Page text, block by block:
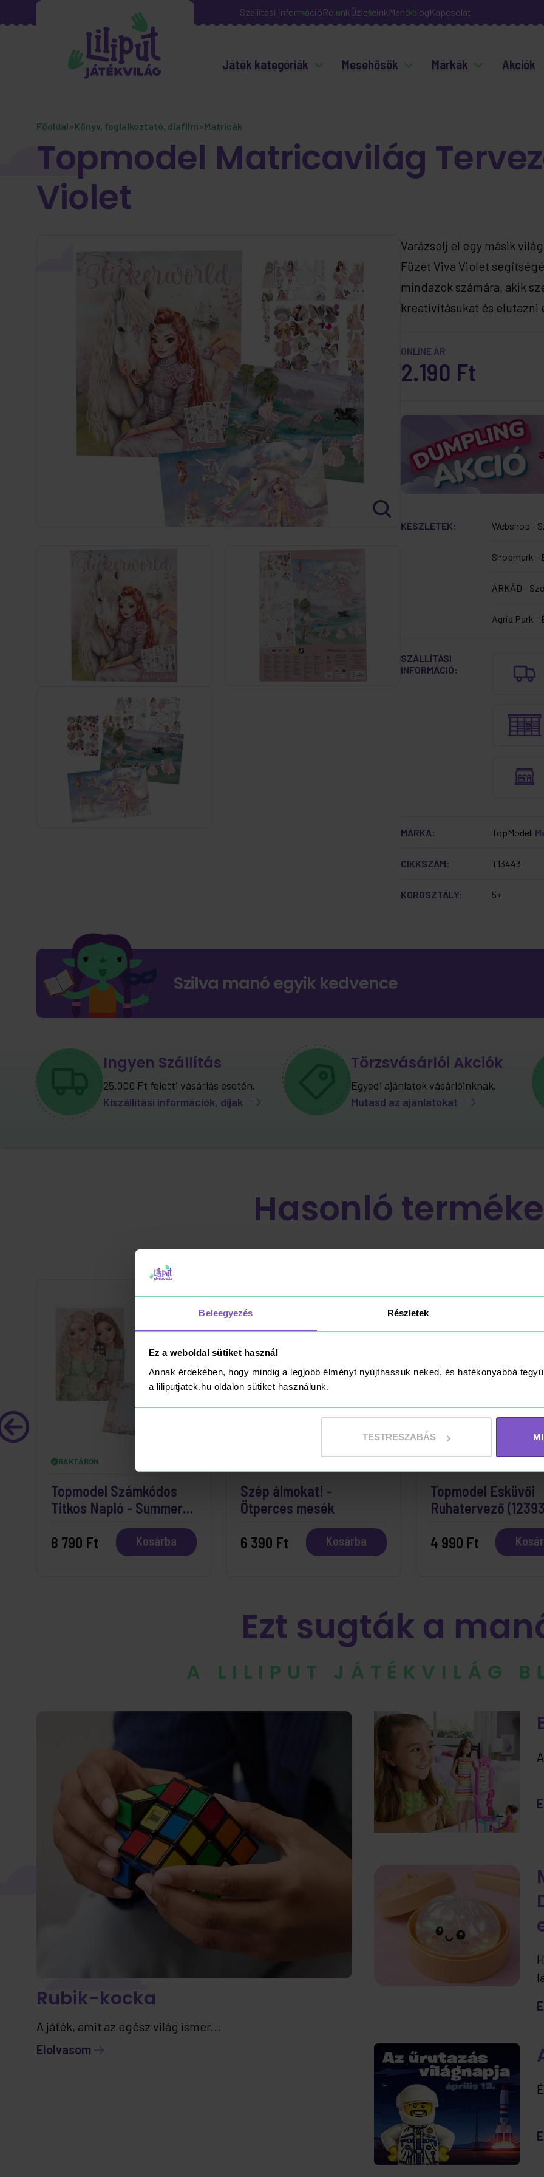
Beleegyezés Részletek
Ez a weboldal sütiket használ
Annak érdekében, hogy mindig a legjobb élményt nyújthassuk neked, és hatékonyabbá
a liliputjatek.hu oldalon sütiket használunk.
TESTRESZABÁS
Szállítási információRólunk Üzleteink Manó blogKapcsolat
Játék kategóriák Mesehősök Márkák Akciók
Főoldal»Könyv, foglalkoztató, diafilm»Matricák
Topmodel Matricavilág
Violet
Varázsolj el egy másik
Füzet Viva Violet
mindazok számára, akik
kreativitásukat és
ONLINE ÁR
2.190 Ft
KÉSZLETEK: Webshop -
Shopmark -
ÁRKÁD -
Agria Park -
SZÁLLÍTÁSI
INFORMÁCIÓ:
MÁRKA: TopModel
CIKKSZÁM: T13443
KOROSZTÁLY: 5+
Szilva manó egyik kedvence
Ingyen Szállítás
25.000 Ft feletti vásárlás esetén.
Kiszállítási információk, díjak
Törzsvásárlói Akciók
Egyedi ajánlatok vásárlóinknak.
Mutasd az ajánlatokat
Hasonló
RAKTÁRON
Topmodel Számkódos
Titkos Napló - Summer
8 790 Ft
Kosárba
Szép álmokat! -
Ötperces mesék
6 390 Ft
Kosárba
Topmodel Esküvői
Ruhatervező
4 990 Ft
Ezt sugták a
A LILIPUT JÁTÉKVILÁG
Rubik-kocka
A játék, amit az egész világ ismer...
Elolvasom